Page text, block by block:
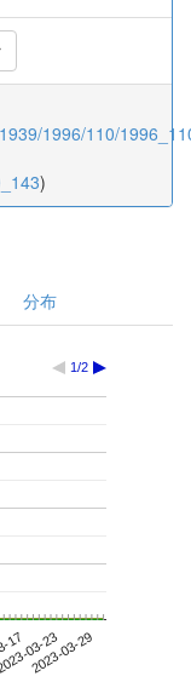
1996/110/
)
分布
1/2
1703-23
2023-03-29